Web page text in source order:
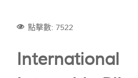
點擊數: 7522
International